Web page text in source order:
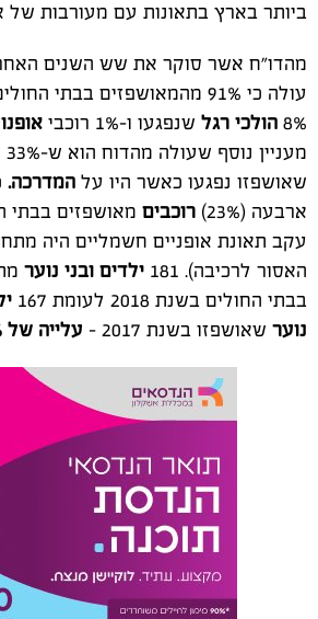
ביותר בארץ בתאונות עם מעורבות של
עולה כי 91% מהמאושפזים בבתי החולים היו
8% הולכי רגל שנפגעו ו-1% רוכבי
שאושפזו נפגעו כאשר היו על המדרכה.
ארבעה (23%)
רוכבים
האסור לרכיבה). 181
ילדים ובני נוער
בבתי החולים בשנת 2018 לעומת 167
נוער שאושפזו בשנת 2017 – עלייה של 8%